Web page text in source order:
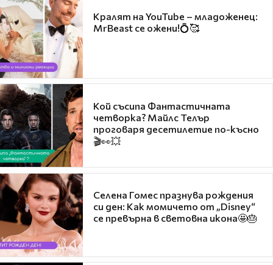
Кралят на YouTube – младоженец:
MrBeast се ожени!💍🥰
Кой съсипа Фантастичната
четворка? Майлс Телър
проговаря десетилетие по-късно
🎬👀💥
Селена Гомес празнува рождения
си ден: Как момичето от „Disney“
се превърна в световна икона🤩🎂